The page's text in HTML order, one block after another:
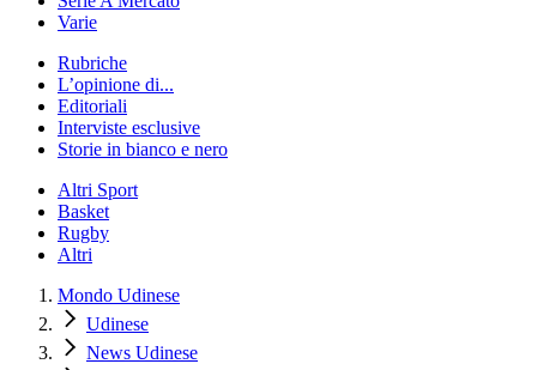
Varie
Rubriche
L’opinione di...
Editoriali
Interviste esclusive
Storie in bianco e nero
Altri Sport
Basket
Rugby
Altri
Mondo Udinese
Udinese
News Udinese